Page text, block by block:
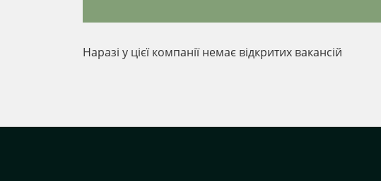
Наразі у цієї компанії немає відкритих вакансій